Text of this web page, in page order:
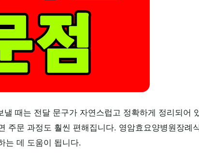
때는 전달 문구가 자연스럽고 정확하게 정리되어
주문 과정도 훨씬 편해집니다. 영암효요양병원장례
는 데 도움이 됩니다.